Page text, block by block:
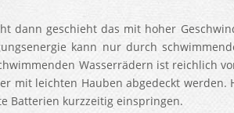
dann geschieht das mit hoher
kann nur durch
Wasserrädern ist reichlich
mit leichten Hauben abgedeckt
Batterien kurzzeitig einspringen.